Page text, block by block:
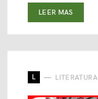
LEER MAS
L LITERATURA